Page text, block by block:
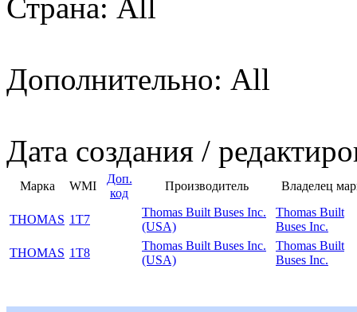
Страна: All
Дополнительно: All
Дата создания /
Марка WMI
Доп.
код
Производитель Владелец
THOMAS 1T7
Thomas Built Buses Inc.
(USA)
Thomas Built
Buses Inc.
THOMAS 1T8
Thomas Built Buses Inc.
(USA)
Thomas Built
Buses Inc.